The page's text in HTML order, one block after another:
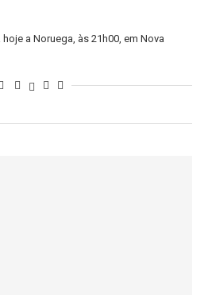
a Noruega, às 21h00, em Nova